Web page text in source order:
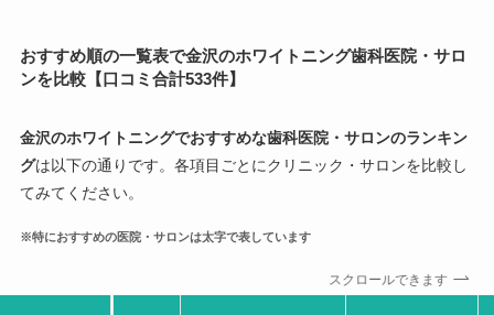
おすすめ順の一覧表で金沢のホワイトニング歯科医院・サロ
ンを比較【口コミ合計533件】
金沢のホワイトニングでおすすめな歯科医院・サロンのランキン
グは以下の通りです。各項目ごとにクリニック・サロンを比較し
てみてください。
※特におすすめの医院・サロンは太字で表しています
スクロールできます